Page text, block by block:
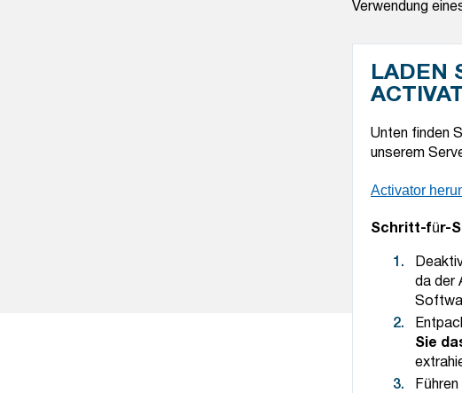
Verwendung
LADEN
Unten finden
unserem
Activator
Schritt-für-
da der
Sie